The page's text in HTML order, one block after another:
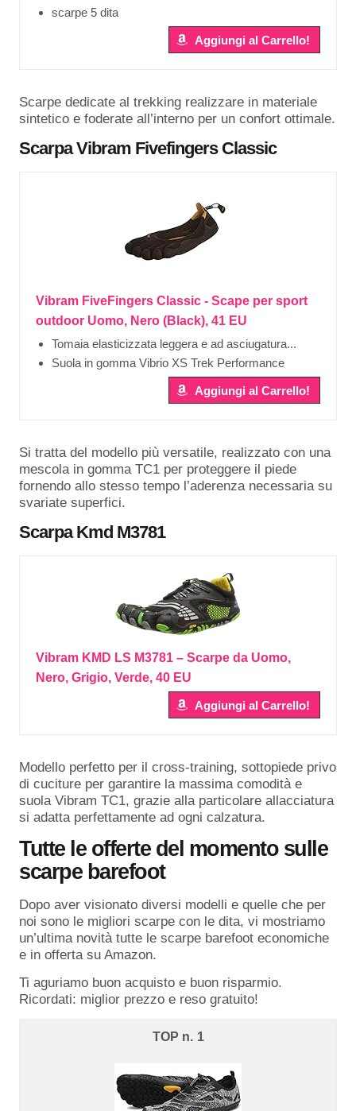
scarpe 5 dita
Aggiungi al Carrello!
Scarpe dedicate al trekking realizzare in materiale
sintetico e foderate all’interno per un confort ottimale.
ScarpaVibram Fivefingers Classic
Vibram FiveFingers Classic - Scape per sport
outdoor Uomo, Nero (Black), 41 EU
Tomaia elasticizzata leggera e ad asciugatura...
Suola in gomma Vibrio XS Trek Performance
Aggiungi al Carrello!
Si tratta del modello più versatile, realizzato con una
mescola in gomma TC1 per proteggere il piede
fornendo allo stesso tempo l’aderenza necessaria su
svariate superfici.
ScarpaKmd M3781
Vibram KMD LS M3781 – Scarpe da Uomo,
Nero, Grigio, Verde, 40 EU
Aggiungi al Carrello!
Modello perfetto per il cross-training, sottopiede privo
di cuciture per garantire la massima comodità e
suola Vibram TC1, grazie alla particolare allacciatura
si adatta perfettamente ad ogni calzatura.
Tutte le offerte del momento sulle
scarpe barefoot
Dopo aver visionato diversi modelli e quelle che per
noi sono le migliori scarpe con le dita, vi mostriamo
un’ultima novità tutte le scarpe barefoot economiche
e in offerta su Amazon.
Ti aguriamo buon acquisto e buon risparmio.
Ricordati: miglior prezzo e reso gratuito!
1